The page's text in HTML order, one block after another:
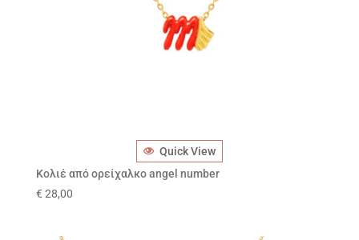
Quick View
Κολιέ από ορείχαλκο angel number
€ 28,00